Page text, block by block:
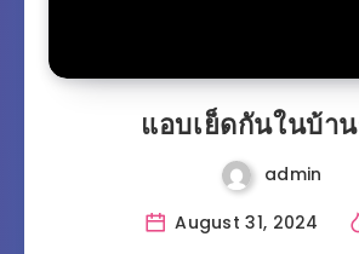
แอบเย็ดกันในบ้าน
admin
August 31, 2024